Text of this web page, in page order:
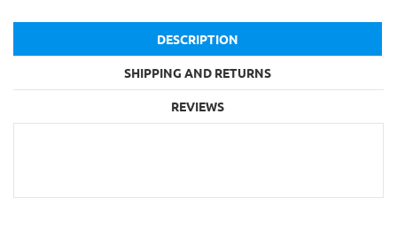
DESCRIPTION
SHIPPING AND RETURNS
REVIEWS